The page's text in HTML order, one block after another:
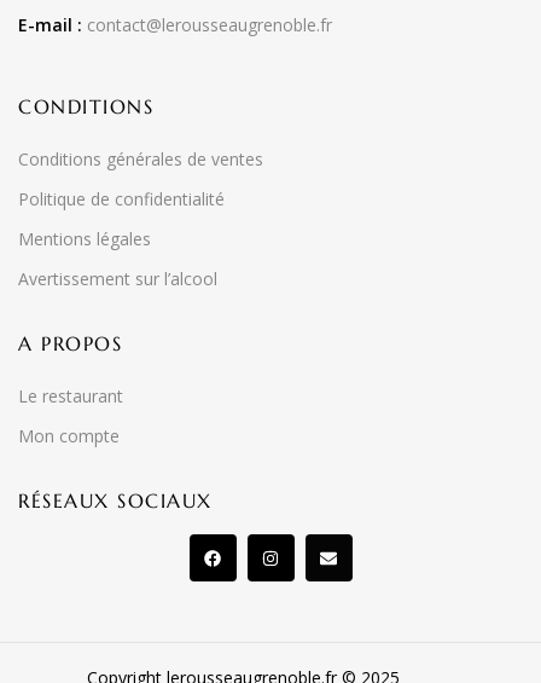
E-mail : contact@lerousseaugrenoble.fr
CONDITIONS
Conditions générales de ventes
Politique de confidentialité
Mentions légales
Avertissement sur l’alcool
A PROPOS
Le restaurant
Mon compte
RÉSEAUX SOCIAUX
Copyright lerousseaugrenoble.fr © 2025